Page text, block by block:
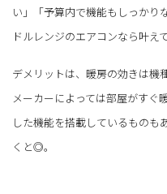
い」「予算内で機能もしっかり
ドルレンジのエアコンなら叶え
デメリットは、暖房の効きは機
メーカーによっては部屋がすぐ
した機能を搭載しているものも
くと◎。